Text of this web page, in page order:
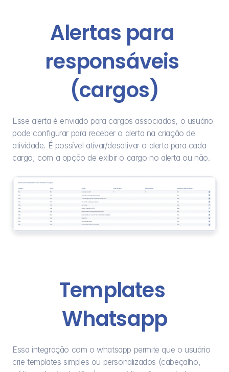
Alertas para
responsáveis
(cargos)
Esse alerta é enviado para cargos associados, o usuário
pode configurar para receber o alerta na criação de
atividade. É possível ativar/desativar o alerta para cada
cargo, com a opção de exibir o cargo no alerta ou não.
Templates
Whatsapp
Essa integração com o whatsapp permite que o usuário
crie templates simples ou personalizados (cabeçalho,